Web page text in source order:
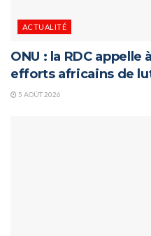
ACTUALITÉ
ONU : la RDC
efforts africains de
5 AOÛT 2026